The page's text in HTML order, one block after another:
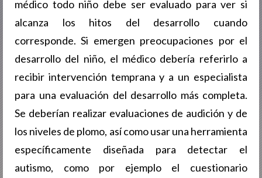
médico todo niño debe ser evaluado para ver si
alcanza los hitos del desarrollo cuando
corresponde. Si emergen preocupaciones por el
desarrollo del niño, el médico debería referirlo a
recibir intervención temprana y a un especialista
para una evaluación del desarrollo más completa.
Se deberían realizar evaluaciones de audición y de
los niveles de plomo, así como usar una herramienta
específicamente diseñada para detectar el
autismo, como por ejemplo el cuestionario